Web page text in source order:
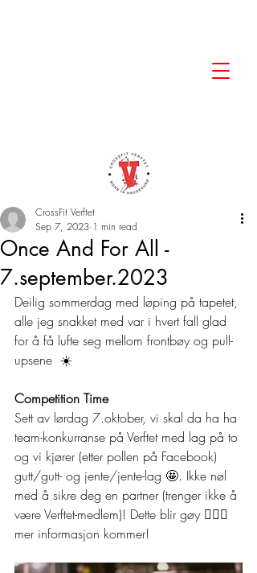
Once And For All -
7.september.2023
CrossFit Verftet
Sep 7, 2023 1 min read
Deilig sommerdag med løping på tapetet,
alle jeg snakket med var i hvert fall glad
for å få lufte seg mellom frontbøy og pull-
upsene  ☀️
Competition Time
Sett av lørdag 7.oktober, vi skal da ha ha
team-konkurranse på Verftet med lag på to
og vi kjører (etter pollen på Facebook)
gutt/gutt- og jente/jente-lag 🤩. Ikke nøl
med å sikre deg en partner (trenger ikke å
være Verftet-medlem)! Dette blir gøy 🏃🏽‍♀️
mer informasjon kommer!